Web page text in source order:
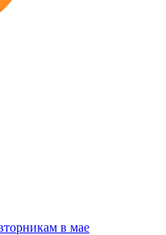
в мае